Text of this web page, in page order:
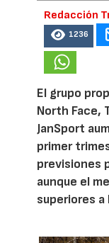
Redacción
1236
El grupo
North Face,
JanSport
primer
previsiones
aunque el
superiores a